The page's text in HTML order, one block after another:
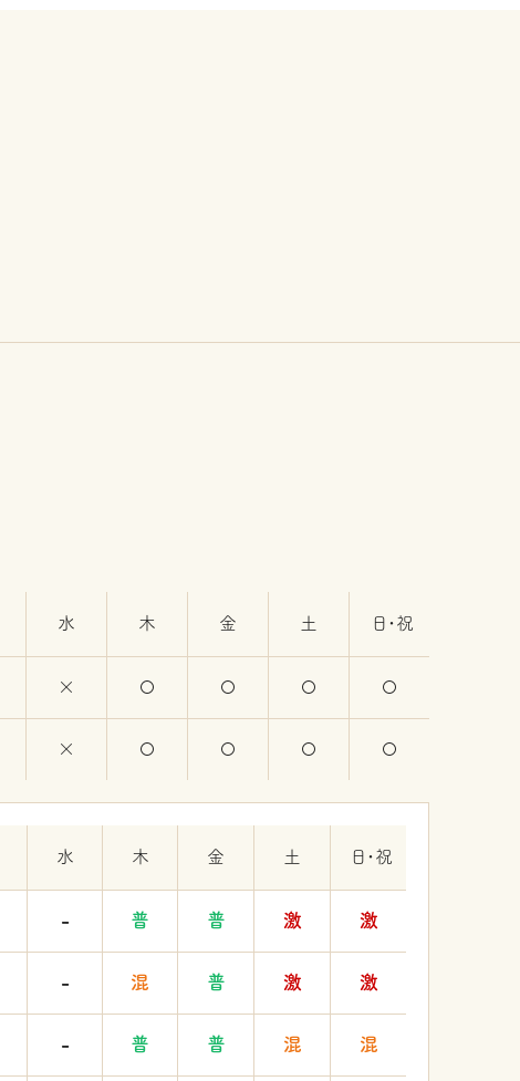
水 木 金 土 日・祝
水 木 金 土 日・祝
- 普 普 激 激
- 混 普 激 激
- 普 普 混 混